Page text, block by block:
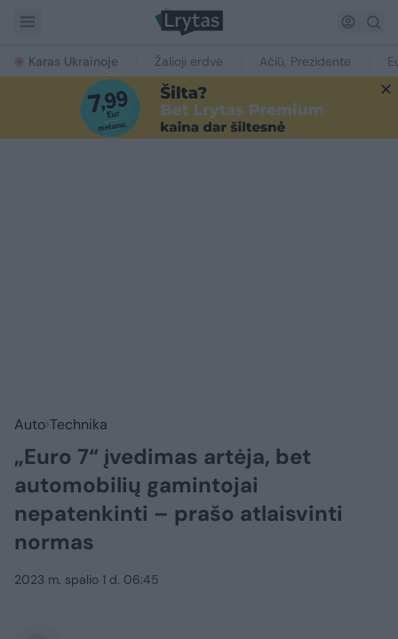
Karas Ukrainoje Žalioji erdvė Ačiū, Prezidente
Auto Technika
„Euro 7“ įvedimas artėja, bet
automobilių gamintojai
nepatenkinti – prašo atlaisvinti
normas
2023 m. spalio 1 d. 06:45